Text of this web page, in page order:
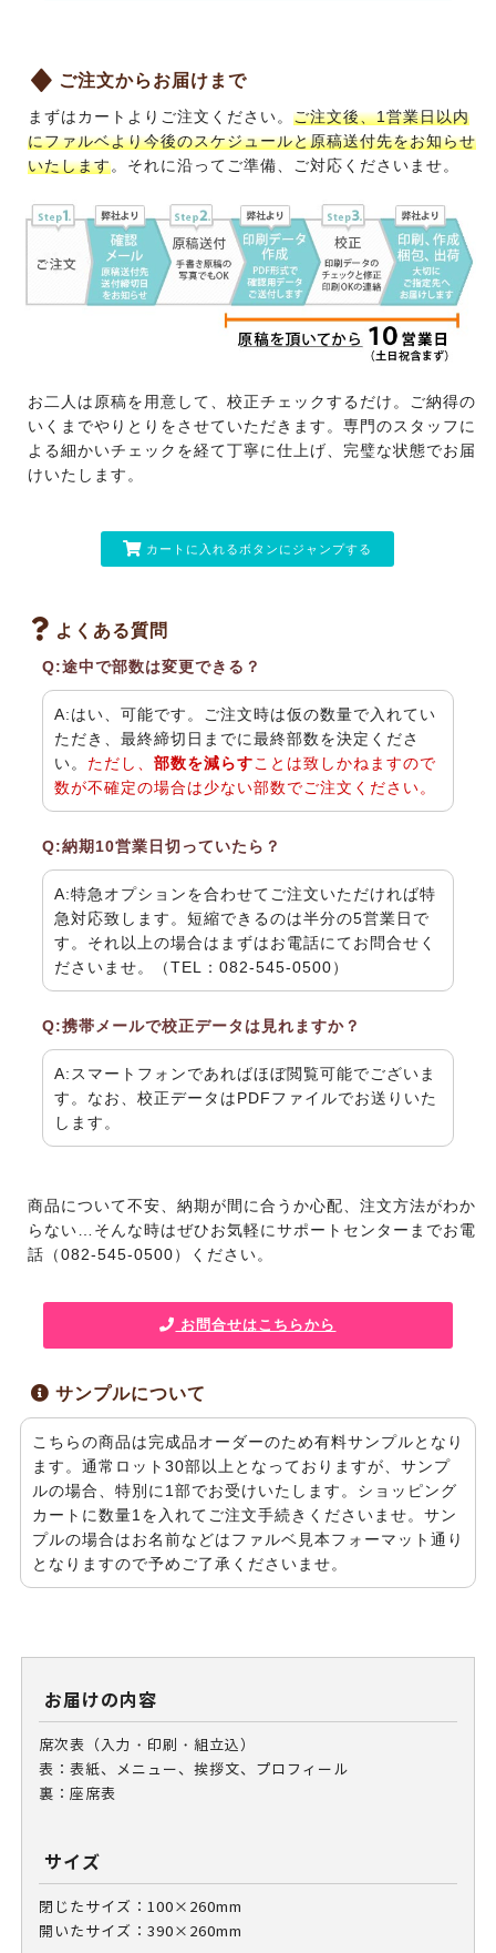
ご注文からお届けまで
まずはカートよりご注文ください。 ご注文後、1営業日以内
にファルベより今後のスケジュールと原稿送付先をお知らせ
いたします。それに沿ってご準備、ご対応くださいませ。
お二人は原稿を用意して、校正チェックするだけ。ご納得の
いくまでやりとりをさせていただきます。専門のスタッフに
よる細かいチェックを経て丁寧に仕上げ、完璧な状態でお届
けいたします。
カートに入れるボタンにジャンプする
よくある質問
Q:途中で部数は変更できる？
A:はい、可能です。ご注文時は仮の数量で入れてい
ただき、最終締切日までに最終部数を決定くださ
い。 ただし、 部数を減らすことは致しかねますので
数が不確定の場合は少ない部数でご注文ください。
Q:納期10営業日切っていたら？
A:特急オプションを合わせてご注文いただければ特
急対応致します。短縮できるのは半分の5営業日で
す。それ以上の場合はまずはお電話にてお問合せく
ださいませ。
（TEL：082-545-0500）
Q:携帯メールで校正データは見れますか？
A:スマートフォンであればほぼ閲覧可能でございま
す。なお、校正データはPDFファイルでお送りいた
します。
商品について不安、納期が間に合うか心配、注文方法がわか
らない…そんな時はぜひお気軽にサポートセンターまでお電
話（082-545-0500）ください。
お問合せはこちらから
サンプルについて
こちらの商品は完成品オーダーのため有料サンプルとなり
ます。通常ロット30部以上となっておりますが、サンプ
ルの場合、特別に1部でお受けいたします。ショッピング
カートに数量1を入れてご注文手続きくださいませ。サン
プルの場合はお名前などはファルベ見本フォーマット通り
となりますので予めご了承くださいませ。
お届けの内容
席次表（入力・印刷・組立込）
表：表紙、メニュー、挨拶文、プロフィール
裏：座席表
サイズ
閉じたサイズ：100×260mm
開いたサイズ：390×260mm